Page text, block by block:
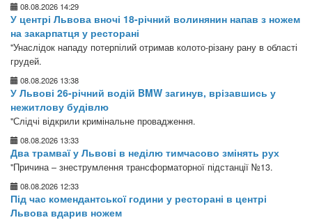
08.08.2026 14:29
У центрі Львова вночі 18-річний волинянин напав з ножем
на закарпатця у ресторані
"Унаслідок нападу потерпілий отримав колото-різану рану в області
грудей.
08.08.2026 13:38
У Львові 26-річний водій BMW загинув, врізавшись у
нежитлову будівлю
"Слідчі відкрили кримінальне провадження.
08.08.2026 13:33
Два трамваї у Львові в неділю тимчасово змінять рух
"Причина – знеструмлення трансформаторної підстанції №13.
08.08.2026 12:33
Під час комендантської години у ресторані в центрі
Львова вдарив ножем